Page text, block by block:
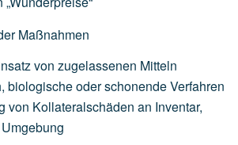
Maßnahmen
von zugelassenen Mitteln
biologischeoderschonendeVerfahren
von Kollateralschäden an Inventar,
Umgebung